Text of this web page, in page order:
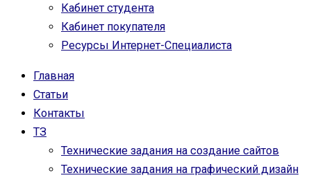
Кабинет студента
Кабинет покупателя
Ресурсы Интернет-Специалиста
Главная
Статьи
Контакты
ТЗ
Технические задания на создание сайтов
Технические задания на графический дизайн